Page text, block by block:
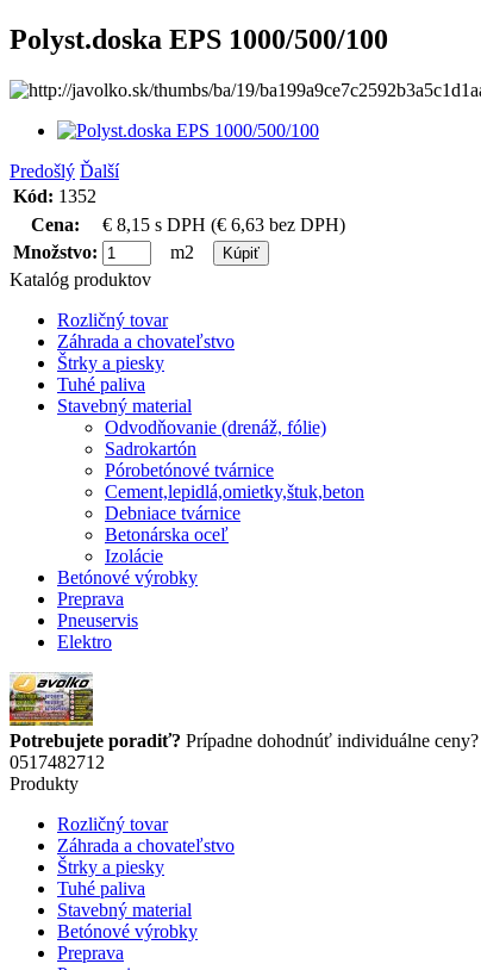
Polyst.doska EPS 1000/500/100
Predošlý Ďalší
Kód: 1352
Cena:
€ 8,15 s DPH (€ 6,63 bez DPH)
Množstvo:
m2
Katalóg produktov
Rozličný tovar
Záhrada a chovateľstvo
Štrky a piesky
Tuhé paliva
Stavebný material
Odvodňovanie (drenáž, fólie)
Sadrokartón
Pórobetónové tvárnice
Cement,lepidlá,omietky,štuk,beton
Debniace tvárnice
Betonárska oceľ
Izolácie
Betónové výrobky
Preprava
Pneuservis
Elektro
Potrebujete poradiť? Prípadne dohodnúť individuálne
0517482712
Produkty
Rozličný tovar
Záhrada a chovateľstvo
Štrky a piesky
Tuhé paliva
Stavebný material
Betónové výrobky
Preprava